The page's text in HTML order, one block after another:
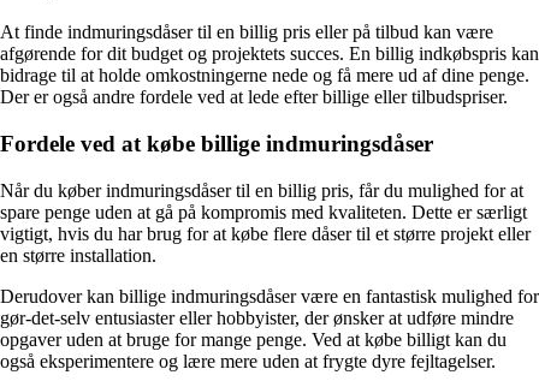
At finde indmuringsdåser til en billig pris eller på tilbud kan være
afgørende for dit budget og projektets succes. En billig indkøbspris kan
bidrage til at holde omkostningerne nede og få mere ud af dine penge.
Der er også andre fordele ved at lede efter billige eller tilbudspriser.
Fordele ved at købe billige indmuringsdåser
Når du køber indmuringsdåser til en billig pris, får du mulighed for at
spare penge uden at gå på kompromis med kvaliteten. Dette er særligt
vigtigt, hvis du har brug for at købe flere dåser til et større projekt eller
en større installation.
Derudover kan billige indmuringsdåser være en fantastisk mulighed for
gør-det-selv entusiaster eller hobbyister, der ønsker at udføre mindre
opgaver uden at bruge for mange penge. Ved at købe billigt kan du
også eksperimentere og lære mere uden at frygte dyre fejltagelser.